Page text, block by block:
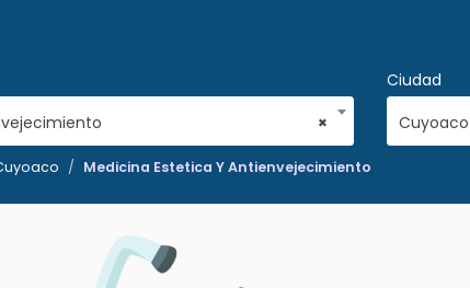
×
Ciudad
Cuyoaco
Medicina Estetica Y Antienvejecimiento